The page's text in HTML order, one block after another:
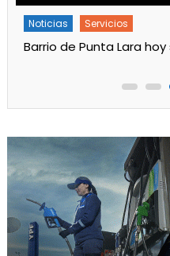
Noticias Servicios
Turnos de Farmacias de